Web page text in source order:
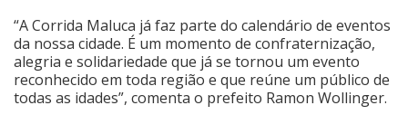
“A Corrida Maluca já faz parte do calendário de eventos
da nossa cidade. É um momento de confraternização,
alegria e solidariedade que já se tornou um evento
reconhecido em toda região e que reúne um público de
todas as idades”, comenta o prefeito Ramon Wollinger.